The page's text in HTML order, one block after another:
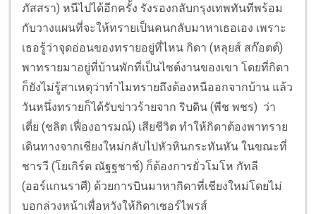
ภัสสรา) หนีไปได้อีกครั้ง รังรองกลับกรุงเทพทันทีพร้อม
กับวางแผนที่จะให้ทรายเป็นคนกลับมาหาเธอเอง เพราะ
เธอรู้ว่าจุดอ่อนของทรายอยู่ที่ไหน กิดา (หลุยส์ สก๊อตต์)
พาทรายมาอยู่ที่บ้านพักที่เป็นไซต์งานของเขา โดยที่กิดา
ก็ยังไม่รู้สาเหตุว่าทำไมทรายถึงต้องหนีออกจากบ้าน แล้ว
วันหนึ่งทรายก็ได้รับข่าวร้ายจาก ริบดิน (พีช พชร) ว่า
เตี่ย (ชลิต เฟื่องอารมณ์) เสียชีวิต ทำให้กิดาต้องพาทราย
เดินทางจากเชียงใหม่กลับไปหัวหินกระทันหัน ในขณะที่
ชารวี (โยเกิร์ต ณัฐฐชาช์) ก็ต้องการยั่วโมโห กัทลี
(ออร์แกนราศี) ด้วยการบินมาหากิดาที่เชียงใหม่โดยไม่
บอกล่วงหน้าเพื่อหวังให้กิดาเซอร์ไพรส์